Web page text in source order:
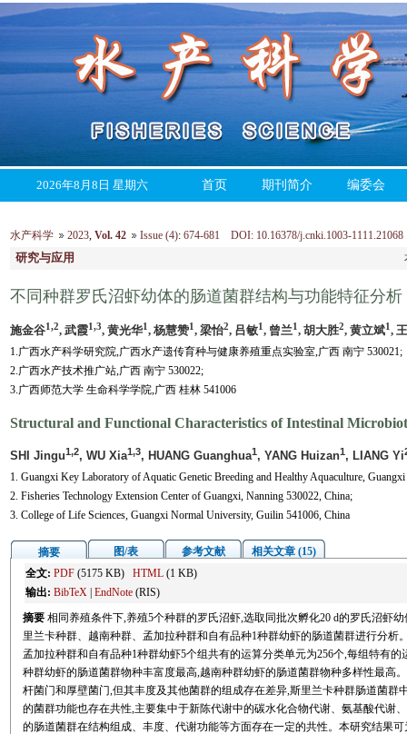
2026年8月8日 星期六 首页 期刊简介 编委会
水产科学 2023, Vol. 42 Issue (4):674-681 DOI: 10.16378/j.cnki.1003-1111.21068
研究与应用
不同种群罗氏沼虾幼体的肠道菌群结构与功能特征分析
施金谷1,2, 武霞1,3, 黄光华1, 杨慧赞1, 梁怡2, 吕敏1, 曾兰1, 胡大胜2, 黄立斌1,
1.广西水产科学研究院,广西水产遗传育种与健康养殖重点实验室,广西 南宁 530021;
2.广西水产技术推广站,广西 南宁 530022;
3.广西师范大学 生命科学学院,广西 桂林 541006
Structural and Functional Characteristics of Intestinal
SHI Jingu1,2, WU Xia1,3, HUANG Guanghua1, YANG Huizan1, LIANG Yi
1. Guangxi Key Laboratory of Aquatic Genetic Breeding and Healthy Aquaculture,
2. Fisheries Technology Extension Center of Guangxi, Nanning 530022, China;
3. College of Life Sciences, Guangxi Normal University, Guilin 541006, China
摘要 图/表 参考文献
相关文章 (15)
全文: PDF(5175 KB) HTML(1 KB)
输出: BibTeX| EndNote(RIS)
摘要 相同养殖条件下,养殖5个种群的罗氏沼虾,选取同批次孵化20 d的罗氏沼虾
里兰卡种群、越南种群、孟加拉种群和自有品种1种群幼虾的肠道菌群进行分
孟加拉种群和自有品种1种群幼虾5个组共有的运算分类单元为256个,每组特有的
种群幼虾的肠道菌群物种丰富度最高,越南种群幼虾的肠道菌群物种多样性最高
杆菌门和厚壁菌门,但其丰度及其他菌群的组成存在差异,斯里兰卡种群肠道菌群
的菌群功能也存在共性,主要集中于新陈代谢中的碳水化合物代谢、氨基酸代谢
的肠道菌群在结构组成、丰度、代谢功能等方面存在一定的共性。本研究结果